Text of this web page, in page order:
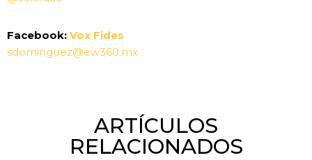
Facebook: Vox Fides
sdominguez@ew360.mx
ARTÍCULOS
RELACIONADOS